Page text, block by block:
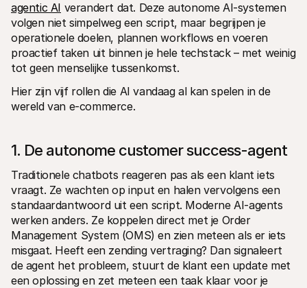
agentic AI verandert dat. Deze autonome AI-systemen
volgen niet simpelweg een script, maar begrijpen je
operationele doelen, plannen workflows en voeren
proactief taken uit binnen je hele techstack – met weinig
tot geen menselijke tussenkomst.
Hier zijn vijf rollen die AI vandaag al kan spelen in de
wereld van e-commerce.
1. De autonome customer success-agent
Traditionele chatbots reageren pas als een klant iets
vraagt. Ze wachten op input en halen vervolgens een
standaardantwoord uit een script. Moderne AI-agents
werken anders. Ze koppelen direct met je Order
Management System (OMS) en zien meteen als er iets
misgaat. Heeft een zending vertraging? Dan signaleert
de agent het probleem, stuurt de klant een update met
een oplossing en zet meteen een taak klaar voor je